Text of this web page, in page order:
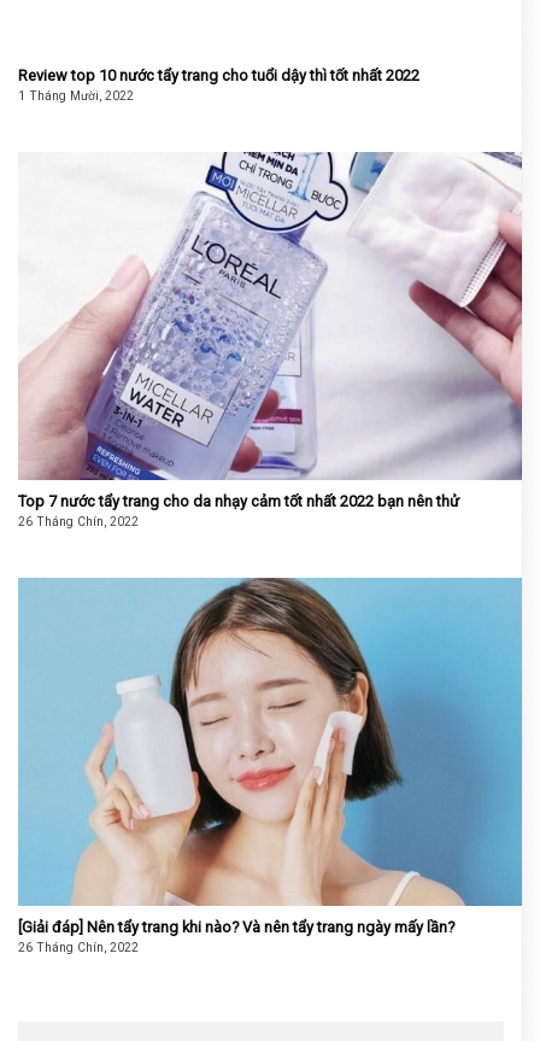
Review top 10 nước tẩy trang cho tuổi dậy thì tốt nhất 2022
1 Tháng Mười, 2022
Top 7 nước tẩy trang cho da nhạy cảm tốt nhất 2022 bạn nên thử
26 Tháng Chín, 2022
[Giải đáp] Nên tẩy trang khi nào? Và nên tẩy trang ngày mấy lần?
26 Tháng Chín, 2022